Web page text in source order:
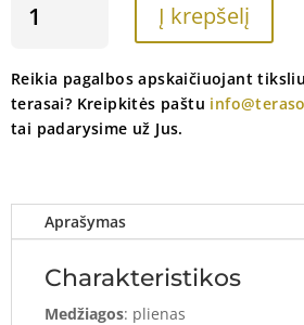
KIEKIS:
LAGEI
PRISUKTI
PRIE
(50
VNT.)
Į krepšelį
Reikia pagalbos apskaičiuojant
terasai? Kreipkitės paštu
tai padarysime už Jus.
Aprašymas
Charakteristikos
Medžiagos: plienas